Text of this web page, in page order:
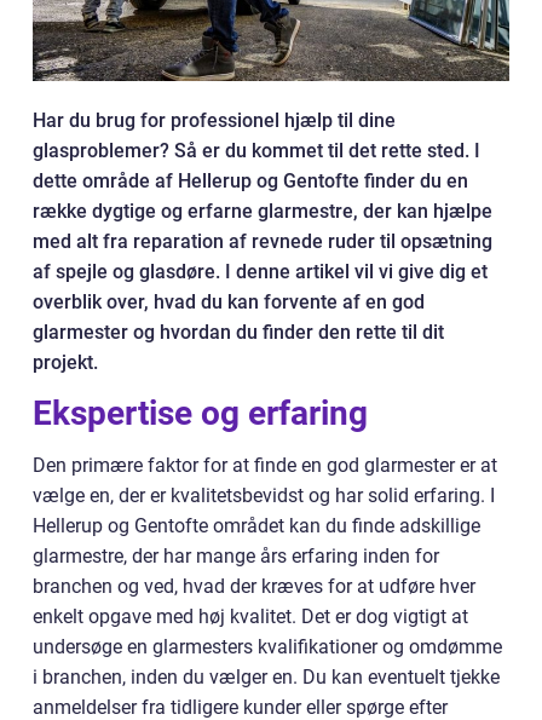
Har du brug for professionel hjælp til dine
glasproblemer? Så er du kommet til det rette sted. I
dette område af Hellerup og Gentofte finder du en
række dygtige og erfarne glarmestre, der kan hjælpe
med alt fra reparation af revnede ruder til opsætning
af spejle og glasdøre. I denne artikel vil vi give dig et
overblik over, hvad du kan forvente af en god
glarmester og hvordan du finder den rette til dit
projekt.
Ekspertise og erfaring
Den primære faktor for at finde en god glarmester er at
vælge en, der er kvalitetsbevidst og har solid erfaring. I
Hellerup og Gentofte området kan du finde adskillige
glarmestre, der har mange års erfaring inden for
branchen og ved, hvad der kræves for at udføre hver
enkelt opgave med høj kvalitet. Det er dog vigtigt at
undersøge en glarmesters kvalifikationer og omdømme
i branchen, inden du vælger en. Du kan eventuelt tjekke
anmeldelser fra tidligere kunder eller spørge efter